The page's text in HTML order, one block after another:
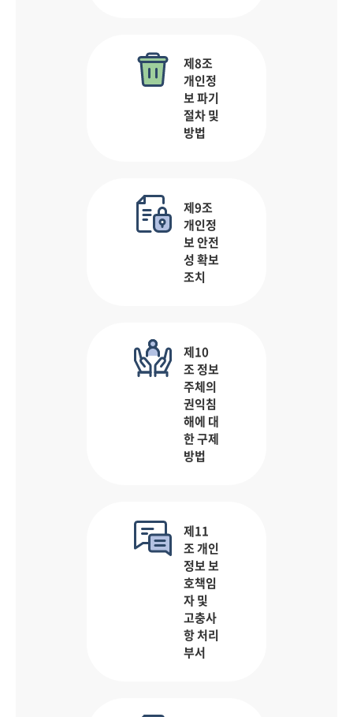
제8조
개인정
보 파기
절차 및
방법
제9조
개인정
보 안전
성 확보
조치
제10
조 정보
주체의
권익침
해에 대
한 구제
방법
제11
조 개인
정보 보
호책임
자 및
고충사
항 처리
부서